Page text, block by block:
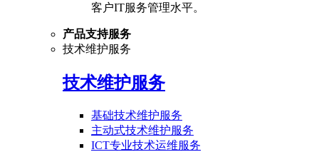
客户IT服务管理水平。
产品支持服务
技术维护服务
技术维护服务
基础技术维护服务
主动式技术维护服务
ICT专业技术运维服务